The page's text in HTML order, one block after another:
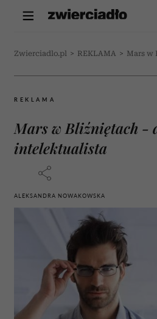
Zwierciadlo.pl > REKLAMA > Mars w
REKLAMA
Mars w Bliźniętach -
intelektualista
ALEKSANDRA NOWAKOWSKA